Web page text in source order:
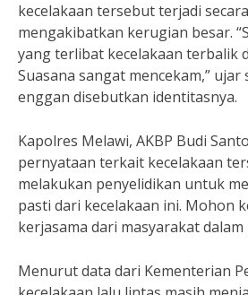
kecelakaan tersebut terjadi
mengakibatkan kerugian besar.
yang terlibat kecelakaan terbalik
Suasana sangat mencekam,”
enggan disebutkan identitasnya.
Kapolres Melawi, AKBP Budi
pernyataan terkait kecelakaan
melakukan penyelidikan untuk
pasti dari kecelakaan ini. Mohon
kerjasama dari masyarakat
Menurut data dari Kementerian